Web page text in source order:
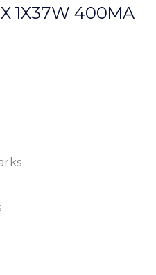
1X37W 400MA